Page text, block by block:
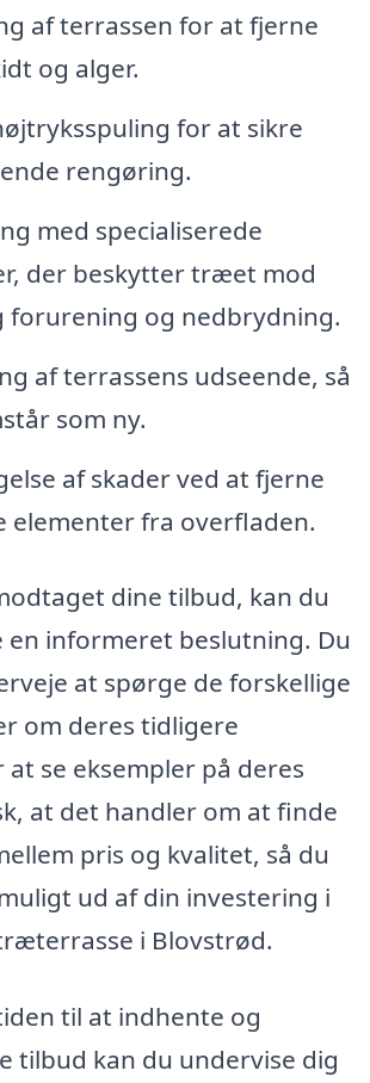
af terrassen for at fjerne
og alger.
for at sikre
rengøring.
med specialiserede
der beskytter træet mod
forurening og nedbrydning.
af terrassens udseende, så
som ny.
af skader ved at fjerne
elementer fra overfladen.
dine tilbud, kan du
informeret beslutning. Du
at spørge de forskellige
om deres tidligere
se eksempler på deres
at det handler om at finde
pris og kvalitet, så du
ud af din investering i
i Blovstrød.
til at indhente og
tilbud kan du undervise dig